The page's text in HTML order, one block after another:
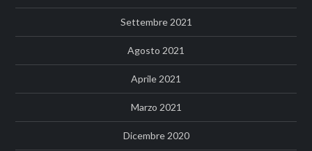
Settembre 2021
Agosto 2021
Aprile 2021
Marzo 2021
Dicembre 2020